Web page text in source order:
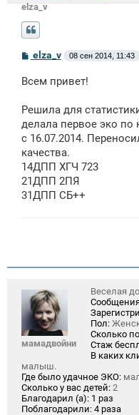
elza_v
С
о
б
н
и
е
elza_v 08 сен 2014, 11:43
Всем привет!
Решила для
делала первое эко по
с 16.07.2014.
качества.
14ДПП ХГЧ 723
21ДПП 2ПЯ
31ДПП СБ++
мамадвойни
Веселая
Пол:
Сколько
Стаж
В каких
малыш.
Где было удачное ЭКО:
Сколько у вас детей: 2
Благодарил (а): 1 раз
Поблагодарили: 4 раза